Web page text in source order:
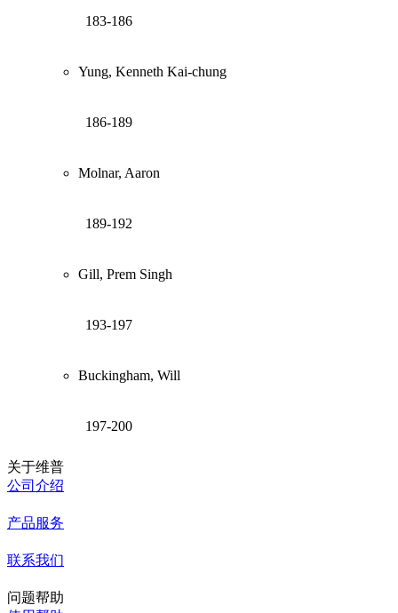
183-186
Yung, Kenneth Kai-chung
186-189
Molnar, Aaron
189-192
Gill, Prem Singh
193-197
Buckingham, Will
197-200
关于维普
公司介绍
产品服务
联系我们
问题帮助